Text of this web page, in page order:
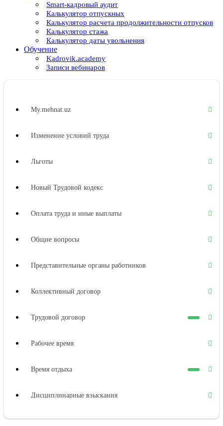
Smart-кадровый аудит
Калькулятор отпускных
Калькулятор расчета продолжительности отпусков
Калькулятор стажа
Калькулятор даты увольнения
Обучение
Kadrovik.academy
Записи вебинаров
My.mehnat.uz
Изменение условий труда
Льготы
Новый Трудовой кодекс
Оплата труда и иные выплаты
Общие вопросы
Представительные органы работников
Коллективный договор
Трудовой договор
Рабочее время
Время отдыха
Дисциплинарные взыскания
Материальная ответственность